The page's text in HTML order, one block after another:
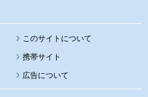
このサイトについて
携帯サイト
広告について